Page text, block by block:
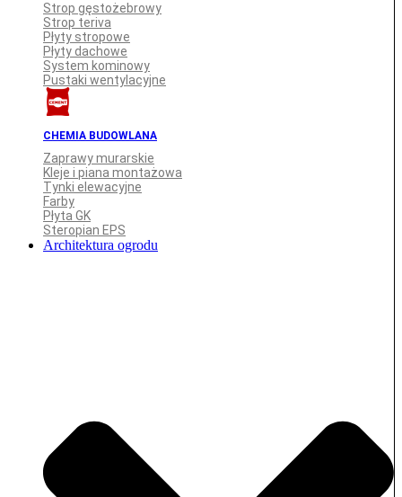
Strop gęstożebrowy
Strop teriva
Płyty stropowe
Płyty dachowe
System kominowy
Pustaki wentylacyjne
CHEMIA BUDOWLANA
Zaprawy murarskie
Kleje i piana montażowa
Tynki elewacyjne
Farby
Płyta GK
Steropian EPS
Architektura ogrodu